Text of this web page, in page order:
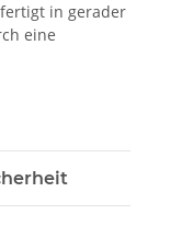
in gerader
eine